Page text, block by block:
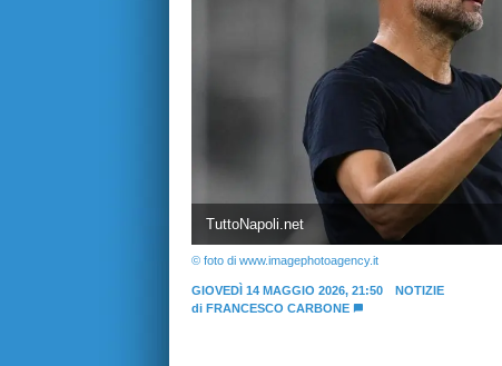
TuttoNapoli.net
© foto di www.imagephotoagency.it
GIOVEDÌ 14 MAGGIO 2026, 21:50
NOTIZIE
di FRANCESCO CARBONE